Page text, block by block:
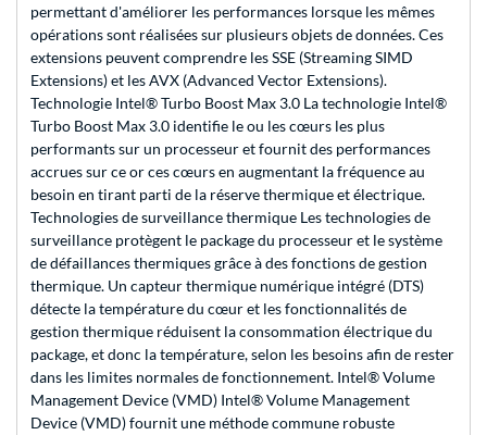
permettant d'améliorer les performances lorsque les mêmes
opérations sont réalisées sur plusieurs objets de données. Ces
extensions peuvent comprendre les SSE (Streaming SIMD
Extensions) et les AVX (Advanced Vector Extensions).
Technologie Intel® Turbo Boost Max 3.0 La technologie Intel®
Turbo Boost Max 3.0 identifie le ou les cœurs les plus
performants sur un processeur et fournit des performances
accrues sur ce or ces cœurs en augmentant la fréquence au
besoin en tirant parti de la réserve thermique et électrique.
Technologies de surveillance thermique Les technologies de
surveillance protègent le package du processeur et le système
de défaillances thermiques grâce à des fonctions de gestion
thermique. Un capteur thermique numérique intégré (DTS)
détecte la température du cœur et les fonctionnalités de
gestion thermique réduisent la consommation électrique du
package, et donc la température, selon les besoins afin de rester
dans les limites normales de fonctionnement. Intel® Volume
Management Device (VMD) Intel® Volume Management
Device (VMD) fournit une méthode commune robuste